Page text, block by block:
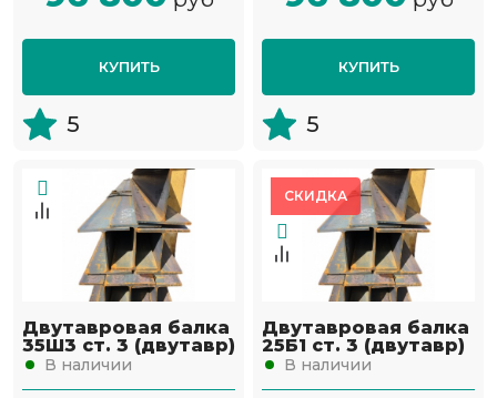
КУПИТЬ
5
КУПИТЬ
5
Двутавровая балка
35Ш3 ст. 3 (двутавр)
В наличии
СКИДКА
Двутавровая балка
25Б1 ст. 3 (двутавр)
В наличии